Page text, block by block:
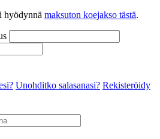
hyödynnä maksuton koejakso tästä.
Unohditko salasanasi? Rekisteröidy